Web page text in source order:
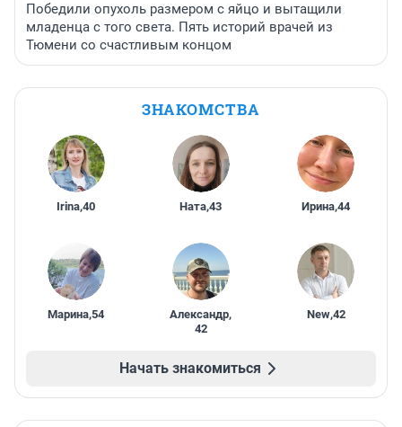
Победили опухоль размером с яйцо и вытащили
младенца с того света. Пять историй врачей из
Тюмени со счастливым концом
ЗНАКОМСТВА
Irina,40 Ната,43 Ирина,44
Марина,54 Александр,
42
New,42
Начать знакомиться